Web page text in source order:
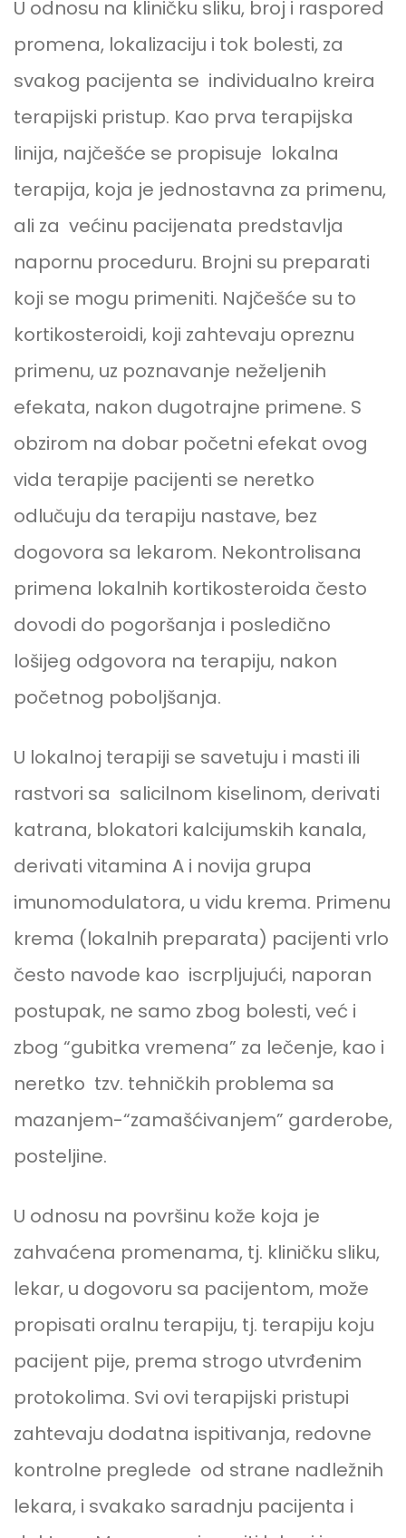
U odnosu na kliničku sliku, broj i raspored
promena, lokalizaciju i tok bolesti, za
svakog pacijenta se individualno kreira
terapijski pristup. Kao prva terapijska
linija, najčešće se propisuje lokalna
terapija, koja je jednostavna za primenu,
ali za većinu pacijenata predstavlja
napornu proceduru. Brojni su preparati
koji se mogu primeniti. Najčešće su to
kortikosteroidi, koji zahtevaju opreznu
primenu, uz poznavanje neželjenih
efekata, nakon dugotrajne primene. S
obzirom na dobar početni efekat ovog
vida terapije pacijenti se neretko
odlučuju da terapiju nastave, bez
dogovora sa lekarom. Nekontrolisana
primena lokalnih kortikosteroida često
dovodi do pogoršanja i posledično
lošijeg odgovora na terapiju, nakon
početnog poboljšanja.
U lokalnoj terapiji se savetuju i masti ili
rastvori sa salicilnom kiselinom, derivati
katrana, blokatori kalcijumskih kanala,
derivati vitamina A i novija grupa
imunomodulatora, u vidu krema. Primenu
krema (lokalnih preparata) pacijenti vrlo
često navode kao iscrpljujući, naporan
postupak, ne samo zbog bolesti, već i
zbog “gubitka vremena” za lečenje, kao i
neretko tzv. tehničkih problema sa
mazanjem-“zamašćivanjem” garderobe,
posteljine.
U odnosu na površinu kože koja je
zahvaćena promenama, tj. kliničku sliku,
lekar, u dogovoru sa pacijentom, može
propisati oralnu terapiju, tj. terapiju koju
pacijent pije, prema strogo utvrđenim
protokolima. Svi ovi terapijski pristupi
zahtevaju dodatna ispitivanja, redovne
kontrolne preglede od strane nadležnih
lekara, i svakako saradnju pacijenta i